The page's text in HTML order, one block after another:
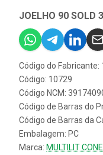
JOELHO 90 SOLD
Código do Fabricante:
Código: 10729
Código NCM:
Código de Barras do
Código de Barras da
Embalagem: PC
Marca: MULTILIT